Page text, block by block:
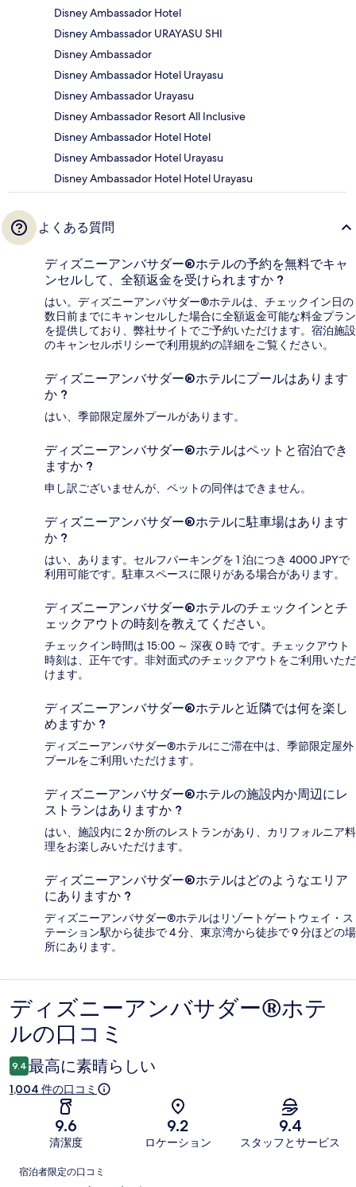
Disney Ambassador Hotel
Disney Ambassador URAYASU SHI
Disney Ambassador
Disney Ambassador Hotel Urayasu
Disney Ambassador Urayasu
Disney Ambassador Resort All Inclusive
Disney Ambassador Hotel Hotel
Disney Ambassador Hotel Urayasu
Disney Ambassador Hotel Hotel Urayasu
よくある質問
ディズニーアンバサダー®ホテルの予約を無料でキャ
ンセルして、全額返金を受けられますか ?
はい。ディズニーアンバサダー®ホテルは、チェックイン日の
数日前までにキャンセルした場合に全額返金可能な料金プラン
を提供しており、弊社サイトでご予約いただけます。宿泊施設
のキャンセルポリシーで利用規約の詳細をご覧ください。
ディズニーアンバサダー®ホテルにプールはあります
か ?
はい、季節限定屋外プールがあります。
ディズニーアンバサダー®ホテルはペットと宿泊でき
ますか ?
申し訳ございませんが、ペットの同伴はできません。
ディズニーアンバサダー®ホテルに駐車場はあります
か ?
はい、あります。セルフパーキングを 1 泊につき 4000 JPYで
利用可能です。駐車スペースに限りがある場合があります。
ディズニーアンバサダー®ホテルのチェックインとチ
ェックアウトの時刻を教えてください。
チェックイン時間は 15:00 ～ 深夜 0 時 です。チェックアウト
時刻は、正午です。非対面式のチェックアウトをご利用いただ
けます。
ディズニーアンバサダー®ホテルと近隣では何を楽し
めますか ?
ディズニーアンバサダー®ホテルにご滞在中は、季節限定屋外
プールをご利用いただけます。
ディズニーアンバサダー®ホテルの施設内か周辺にレ
ストランはありますか ?
はい、施設内に 2 か所のレストランがあり、カリフォルニア料
理をお楽しみいただけます。
ディズニーアンバサダー®ホテルはどのようなエリア
にありますか ?
ディズニーアンバサダー®ホテルはリゾートゲートウェイ・ス
テーション駅から徒歩で 4 分、東京湾から徒歩で 9 分ほどの場
所にあります。
口
コ
ミ
ディズニーアンバサダー®ホテ
ルの口コミ
9.4 最高に素晴らしい
1,004 件の口コミ
9.6
清潔度
9.2
ロケーション
9.4
スタッフとサービス
口
宿泊者限定の口コミ